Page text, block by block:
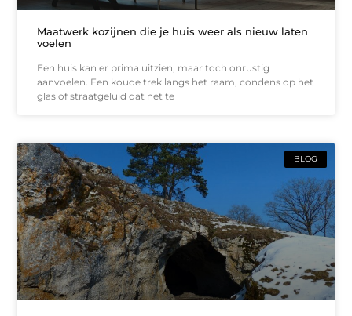
Maatwerk kozijnen die je huis weer als nieuw laten
voelen
Een huis kan er prima uitzien, maar toch onrustig
aanvoelen. Een koude trek langs het raam, condens op het
glas of straatgeluid dat net te
BLOG